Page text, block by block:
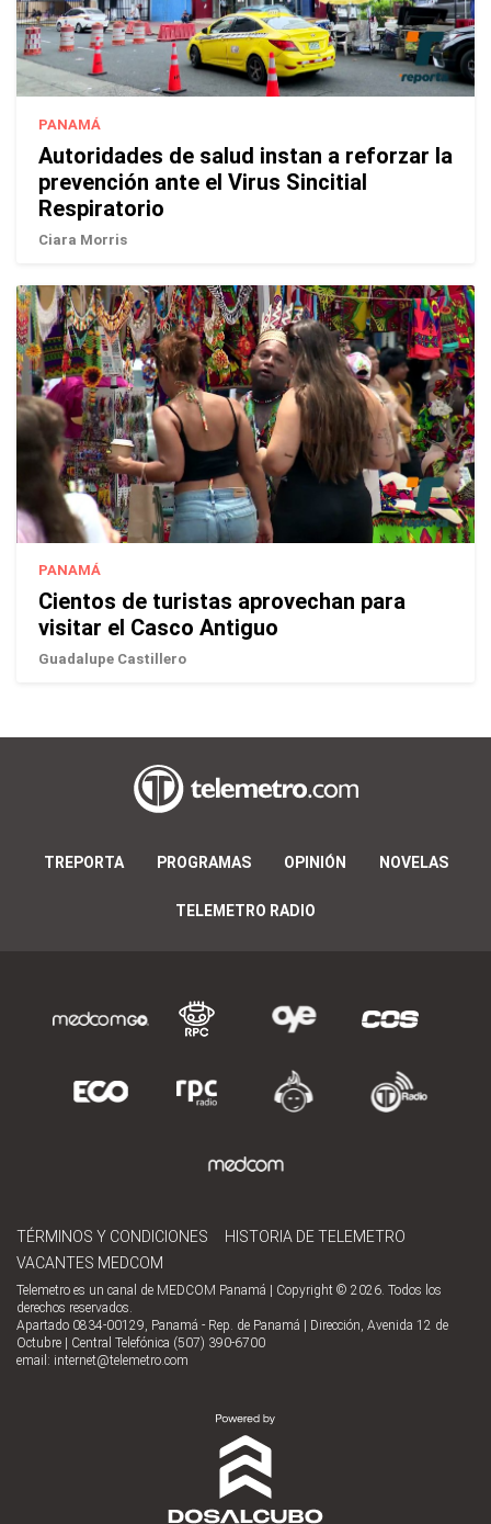
PANAMÁ
Autoridades de salud instan a reforzar la
prevención ante el Virus Sincitial
Respiratorio
Ciara Morris
PANAMÁ
Cientos de turistas aprovechan para
visitar el Casco Antiguo
Guadalupe Castillero
TREPORTA PROGRAMAS OPINIÓN NOVELAS
TELEMETRO RADIO
TÉRMINOS Y CONDICIONES
HISTORIA DE TELEMETRO
VACANTES MEDCOM
Telemetro es un canal de MEDCOM Panamá | Copyright © 2026. Todos los
derechos reservados.
Apartado 0834-00129, Panamá - Rep. de Panamá | Dirección, Avenida 12 de
Octubre | Central Telefónica (507) 390-6700
email: internet@telemetro.com